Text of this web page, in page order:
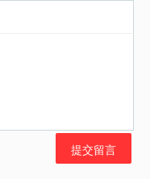
提交留言